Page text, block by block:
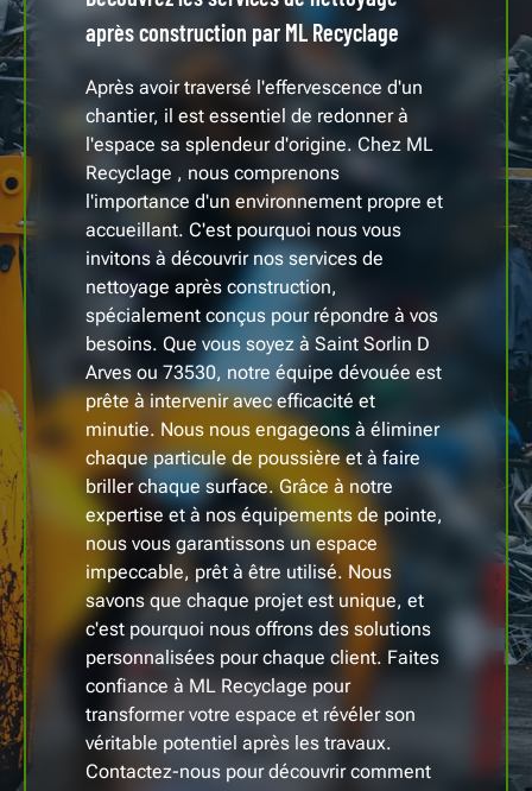
après construction par ML Recyclage
Après avoir traversé l'effervescence d'un
chantier, il est essentiel de redonner à
l'espace sa splendeur d'origine. Chez ML
Recyclage , nous comprenons
l'importance d'un environnement propre et
accueillant. C'est pourquoi nous vous
invitons à découvrir nos services de
nettoyage après construction,
spécialement conçus pour répondre à vos
besoins. Que vous soyez à Saint Sorlin D
Arves ou 73530, notre équipe dévouée est
prête à intervenir avec efficacité et
minutie. Nous nous engageons à éliminer
chaque particule de poussière et à faire
briller chaque surface. Grâce à notre
expertise et à nos équipements de pointe,
nous vous garantissons un espace
impeccable, prêt à être utilisé. Nous
savons que chaque projet est unique, et
c'est pourquoi nous offrons des solutions
personnalisées pour chaque client. Faites
confiance à ML Recyclage pour
transformer votre espace et révéler son
véritable potentiel après les travaux.
Contactez-nous pour découvrir comment